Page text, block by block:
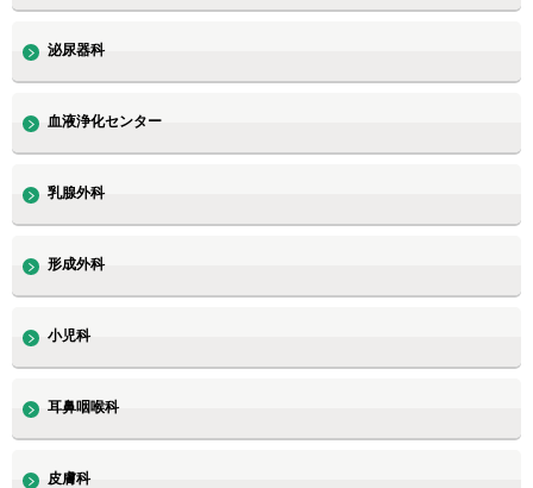
泌尿器科
血液浄化センター
乳腺外科
形成外科
小児科
耳鼻咽喉科
皮膚科